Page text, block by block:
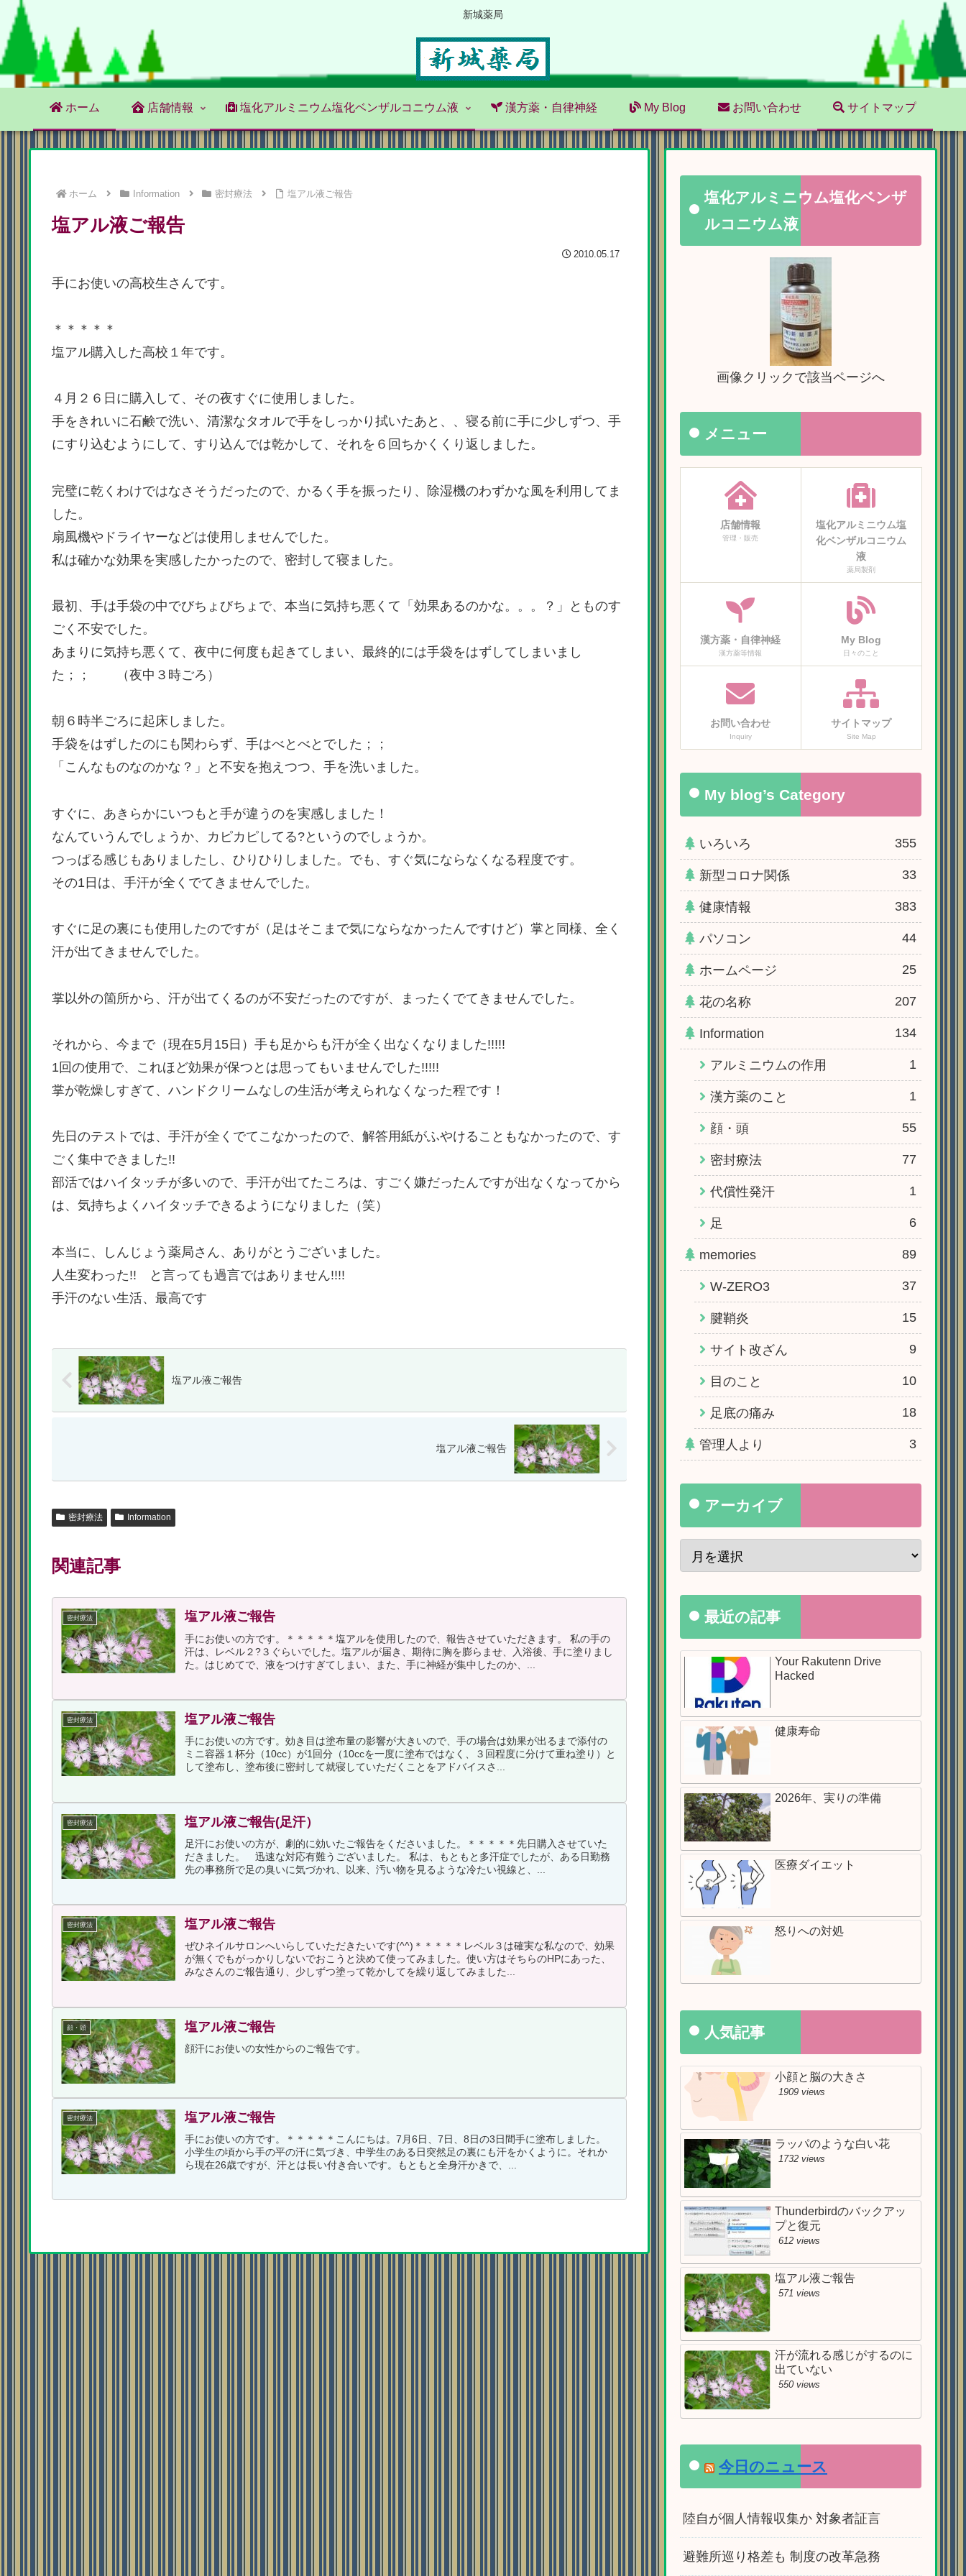
新城薬局
ホーム 店舗情報 塩化アルミニウム塩化ベンザルコニウム液 漢方薬・自律神経 My Blog お問い合わせ サイトマップ
ホーム Information 密封療法 塩アル液ご報告
塩アル液ご報告
2010.05.17
手にお使いの高校生さんです。
＊＊＊＊＊
塩アル購入した高校１年です。
４月２６日に購入して、その夜すぐに使用しました。
手をきれいに石鹸で洗い、清潔なタオルで手をしっかり拭いたあと、、寝る前に手に少しずつ、手
にすり込むようにして、すり込んでは乾かして、それを６回ちかくくり返しました。
完璧に乾くわけではなさそうだったので、かるく手を振ったり、除湿機のわずかな風を利用してま
した。
扇風機やドライヤーなどは使用しませんでした。
私は確かな効果を実感したかったので、密封して寝ました。
最初、手は手袋の中でびちょびちょで、本当に気持ち悪くて「効果あるのかな。。。？」とものす
ごく不安でした。
あまりに気持ち悪くて、夜中に何度も起きてしまい、最終的には手袋をはずしてしまいまし
た；； （夜中３時ごろ）
朝６時半ごろに起床しました。
手袋をはずしたのにも関わらず、手はべとべとでした；；
「こんなものなのかな？」と不安を抱えつつ、手を洗いました。
すぐに、あきらかにいつもと手が違うのを実感しました！
なんていうんでしょうか、カピカピしてる?というのでしょうか。
つっぱる感じもありましたし、ひりひりしました。でも、すぐ気にならなくなる程度です。
その1日は、手汗が全くでてきませんでした。
すぐに足の裏にも使用したのですが（足はそこまで気にならなかったんですけど）掌と同様、全く
汗が出てきませんでした。
掌以外の箇所から、汗が出てくるのが不安だったのですが、まったくでてきませんでした。
それから、今まで（現在5月15日）手も足からも汗が全く出なくなりました!!!!!
1回の使用で、これほど効果が保つとは思ってもいませんでした!!!!!
掌が乾燥しすぎて、ハンドクリームなしの生活が考えられなくなった程です！
先日のテストでは、手汗が全くでてこなかったので、解答用紙がふやけることもなかったので、す
ごく集中できました!!
部活ではハイタッチが多いので、手汗が出てたころは、すごく嫌だったんですが出なくなってから
は、気持ちよくハイタッチできるようになりました（笑）
本当に、しんじょう薬局さん、ありがとうございました。
人生変わった!! と言っても過言ではありません!!!!
手汗のない生活、最高です
塩アル液ご報告
塩アル液ご報告
密封療法 Information
関連記事
密封療法 塩アル液ご報告
手にお使いの方です。＊＊＊＊＊塩アルを使用したので、報告させていただきます。 私の手の
汗は、レベル２?３ぐらいでした。塩アルが届き、期待に胸を膨らませ、入浴後、手に塗りまし
た。はじめてで、液をつけすぎてしまい、また、手に神経が集中したのか、...
密封療法 塩アル液ご報告
手にお使いの方です。効き目は塗布量の影響が大きいので、手の場合は効果が出るまで添付の
ミニ容器１杯分（10cc）が1回分（10ccを一度に塗布ではなく、３回程度に分けて重ね塗り）と
して塗布し、塗布後に密封して就寝していただくことをアドバイスさ...
密封療法 塩アル液ご報告(足汗）
足汗にお使いの方が、劇的に効いたご報告をくださいました。＊＊＊＊＊先日購入させていた
だきました。 迅速な対応有難うございました。 私は、もともと多汗症でしたが、ある日勤務
先の事務所で足の臭いに気づかれ、以来、汚い物を見るような冷たい視線と、...
密封療法 塩アル液ご報告
ぜひネイルサロンへいらしていただきたいです(^^)＊＊＊＊＊レベル３は確実な私なので、効果
が無くでもがっかりしないでおこうと決めて使ってみました。使い方はそちらのHPにあった、
みなさんのご報告通り、少しずつ塗って乾かしてを繰り返してみました...
顔・頭 塩アル液ご報告
顔汗にお使いの女性からのご報告です。
密封療法 塩アル液ご報告
手にお使いの方です。＊＊＊＊＊こんにちは。7月6日、7日、8日の3日間手に塗布しました。
小学生の頃から手の平の汗に気づき、中学生のある日突然足の裏にも汗をかくように。それか
ら現在26歳ですが、汗とは長い付き合いです。もともと全身汗かきで、...
塩化アルミニウム塩化ベンザ
ルコニウム液
画像クリックで該当ページへ
メニュー
店舗情報
管理・販売
塩化アルミニウム塩
化ベンザルコニウム
液
薬局製剤
漢方薬・自律神経
漢方薬等情報
My Blog
日々のこと
お問い合わせ
Inquiry
サイトマップ
Site Map
My blog’s Category
いろいろ 355
新型コロナ関係 33
健康情報 383
パソコン 44
ホームページ 25
花の名称 207
Information 134
アルミニウムの作用 1
漢方薬のこと 1
顔・頭 55
密封療法 77
代償性発汗 1
足 6
memories 89
W-ZERO3 37
腱鞘炎 15
サイト改ざん 9
目のこと 10
足底の痛み 18
管理人より 3
アーカイブ
最近の記事
Your Rakutenn Drive
Hacked
健康寿命
2026年、実りの準備
医療ダイエット
怒りへの対処
人気記事
小顔と脳の大きさ
1909 views
ラッパのような白い花
1732 views
Thunderbirdのバックアッ
プと復元
612 views
塩アル液ご報告
571 views
汗が流れる感じがするのに
出ていない
550 views
今日のニュース
陸自が個人情報収集か 対象者証言
避難所巡り格差も 制度の改革急務